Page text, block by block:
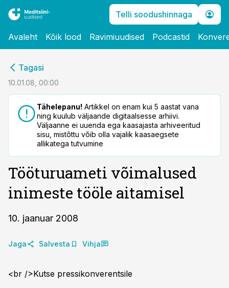
Telli soodushinnaga
Avaleht Kõik lood Ravimiuudised Podcastid
Tagasi
10.01.08, 00:00
Tähelepanu! Artikkel on enam kui 5 aastat vana
ning kuulub väljaande digitaalsesse arhiivi.
Väljaanne ei uuenda ega kaasajasta arhiveeritud
sisu, mistõttu võib olla vajalik kaasaegsete
allikatega tutvumine
Tööturuameti võimalused
inimeste tööle aitamisel
10. jaanuar 2008
Jaga Salvesta Vihja
<br />Kutse pressikonverentsile